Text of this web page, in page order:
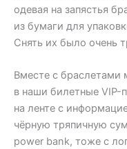
одевая на запястья
из бумаги для
Снять их было очень
Вместе с
в наши билетные VIP-
на ленте с
чёрную тряпичную
power bank, тоже с